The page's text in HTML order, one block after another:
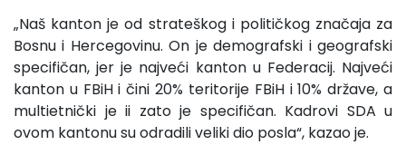
„Naš kanton je od strateškog i političkog značaja za
Bosnu i Hercegovinu. On je demografski i geografski
specifičan, jer je najveći kanton u Federacij. Najveći
kanton u FBiH i čini 20% teritorije FBiH i 10% države, a
multietnički je ii zato je specifičan. Kadrovi SDA u
ovom kantonu su odradili veliki dio posla“, kazao je.